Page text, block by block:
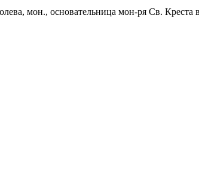
мон., основательница мон-ря Св. Креста